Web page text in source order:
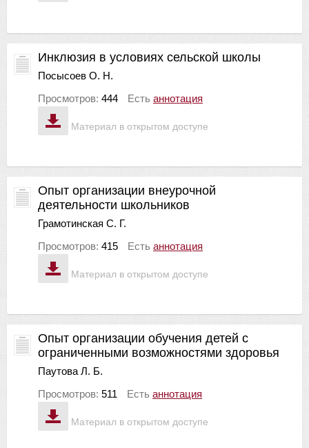
Материал в открытом доступе
Инклюзия в условиях сельской школы
Посысоев О. Н.
Просмотров: 444 Есть аннотация
Материал в открытом доступе
Опыт организации внеурочной
деятельности школьников
Грамотинская С. Г.
Просмотров: 415 Есть аннотация
Материал в открытом доступе
Опыт организации обучения детей с
ограниченными возможностями здоровья
Паутова Л. Б.
Просмотров: 511 Есть аннотация